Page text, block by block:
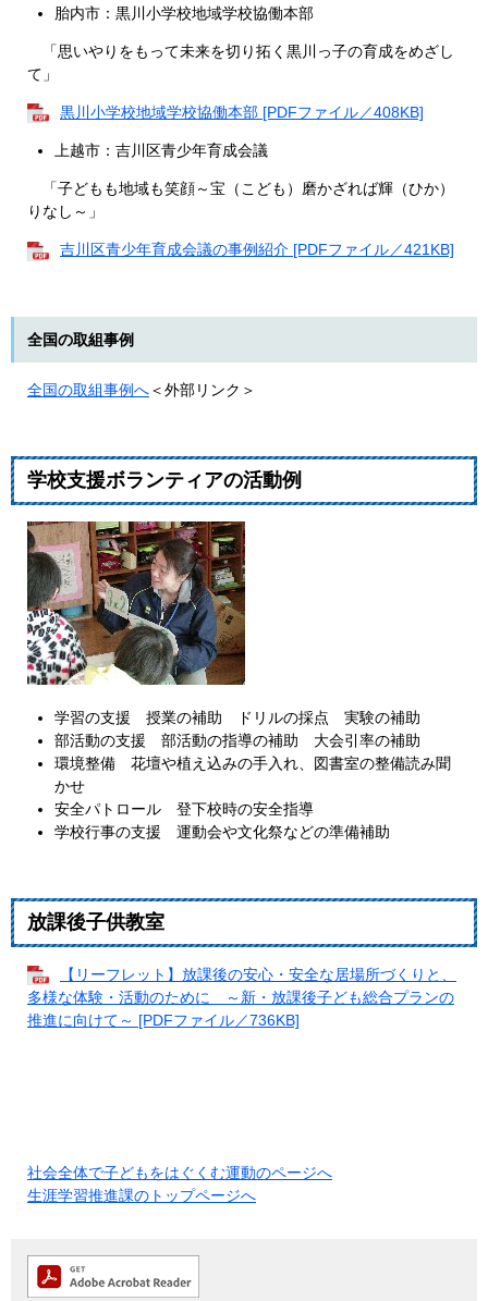
胎内市：黒川小学校地域学校協働本部
「思いやりをもって未来を切り拓く黒川っ子の育成をめざし
て」
黒川小学校地域学校協働本部 [PDFファイル／408KB]
上越市：吉川区青少年育成会議
「子どもも地域も笑顔～宝（こども）磨かざれば輝（ひか）
りなし～」
吉川区青少年育成会議の事例紹介 [PDFファイル／421KB]
全国の取組事例
全国の取組事例へ＜外部リンク＞
学校支援ボランティアの活動例
学習の支援 授業の補助 ドリルの採点 実験の補助
部活動の支援 部活動の指導の補助 大会引率の補助
環境整備 花壇や植え込みの手入れ、図書室の整備読み聞
かせ
安全パトロール 登下校時の安全指導
学校行事の支援 運動会や文化祭などの準備補助
放課後子供教室
【リーフレット】放課後の安心・安全な居場所づくりと、
多様な体験・活動のために ～新・放課後子ども総合プランの
推進に向けて～ [PDFファイル／736KB]
社会全体で子どもをはぐくむ運動のページへ
生涯学習推進課のトップページへ